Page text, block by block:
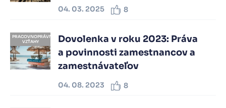
04. 03. 2025 8
PRACOVNOPRÁVNE
VZŤAHY
Dovolenka v roku 2023: Práva
a povinnosti zamestnancov a
zamestnávateľov
04. 08. 2023 8